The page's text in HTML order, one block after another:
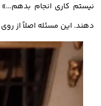
نیستم کاری انجام
دهند. این مسئله اصلاً از